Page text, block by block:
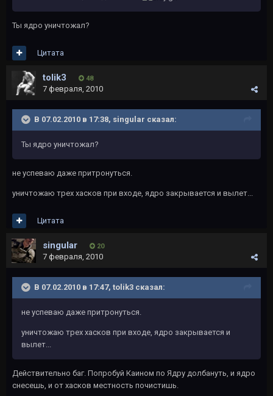
Ты ядро уничтожал?
Цитата
tolik3 48
7 февраля, 2010
В 07.02.2010 в 17:38, singular сказал:
Ты ядро уничтожал?
не успеваю даже притронуться.
уничтожаю трех хасков при входе, ядро закрывается и вылет...
Цитата
singular 20
7 февраля, 2010
В 07.02.2010 в 17:47, tolik3 сказал:
не успеваю даже притронуться.
уничтожаю трех хасков при входе, ядро закрывается и
вылет...
Действительно баг. Попробуй Каином по Ядру долбануть, и ядро
снесешь, и от хасков местность почистишь.